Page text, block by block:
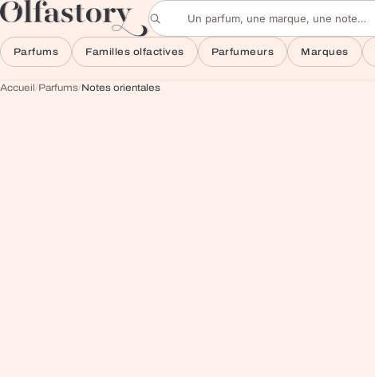
Aller au contenu
Rechercher un parfum
Parfums Familles olfactives Parfumeurs Marques
Accueil/Parfums/Notes orientales